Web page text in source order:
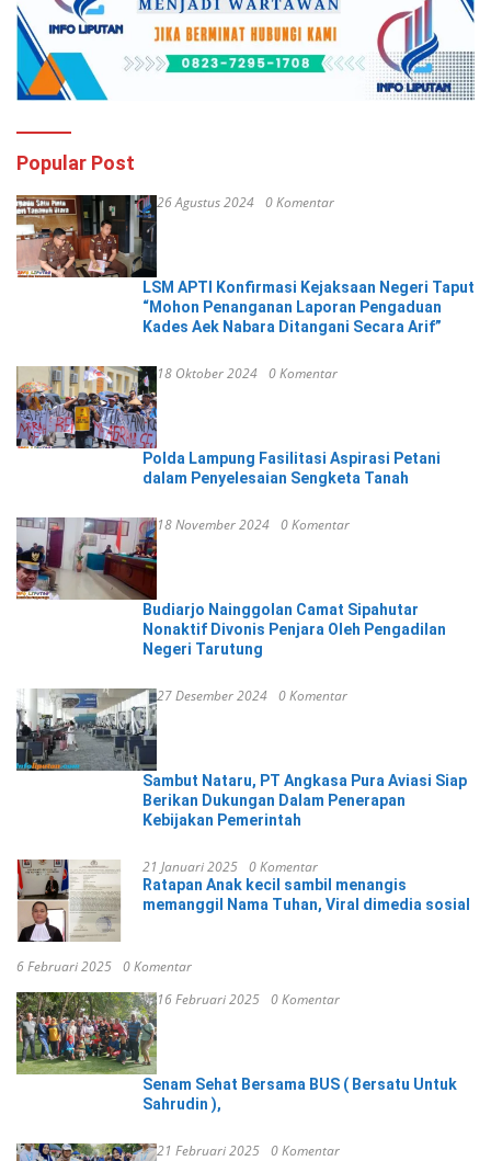
Popular Post
26 Agustus 2024 0 Komentar
LSM APTI Konfirmasi Kejaksaan Negeri Taput
“Mohon Penanganan Laporan Pengaduan
Kades Aek Nabara Ditangani Secara Arif”
18 Oktober 2024 0 Komentar
Polda Lampung Fasilitasi Aspirasi Petani
dalam Penyelesaian Sengketa Tanah
18 November 2024 0 Komentar
Budiarjo Nainggolan Camat Sipahutar
Nonaktif Divonis Penjara Oleh Pengadilan
Negeri Tarutung
27 Desember 2024 0 Komentar
Sambut Nataru, PT Angkasa Pura Aviasi Siap
Berikan Dukungan Dalam Penerapan
Kebijakan Pemerintah
21 Januari 2025 0 Komentar
Ratapan Anak kecil sambil menangis
memanggil Nama Tuhan, Viral dimedia sosial
6 Februari 2025 0 Komentar
16 Februari 2025 0 Komentar
Senam Sehat Bersama BUS ( Bersatu Untuk
Sahrudin ),
21 Februari 2025 0 Komentar